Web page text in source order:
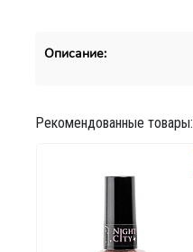
Описание:
Рекомендованные товары: